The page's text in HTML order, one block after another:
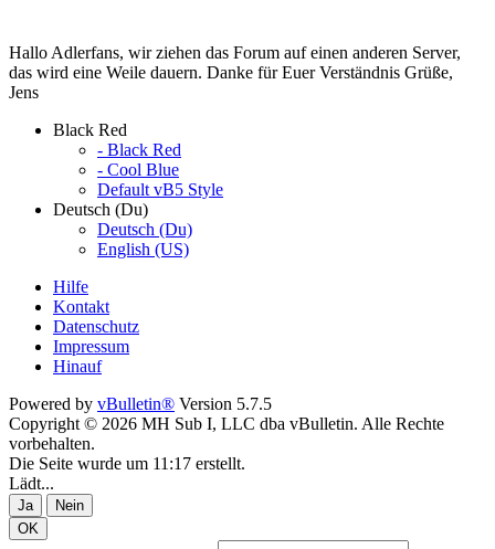
Hallo Adlerfans, wir ziehen das Forum auf einen anderen Server,
das wird eine Weile dauern. Danke für Euer Verständnis Grüße,
Jens
Black Red
- Black Red
- Cool Blue
Default vB5 Style
Deutsch (Du)
Deutsch (Du)
English (US)
Hilfe
Kontakt
Datenschutz
Impressum
Hinauf
Powered by vBulletin® Version 5.7.5
Copyright © 2026 MH Sub I, LLC dba vBulletin. Alle Rechte
vorbehalten.
Die Seite wurde um 11:17 erstellt.
Lädt...
Ja
Nein
OK